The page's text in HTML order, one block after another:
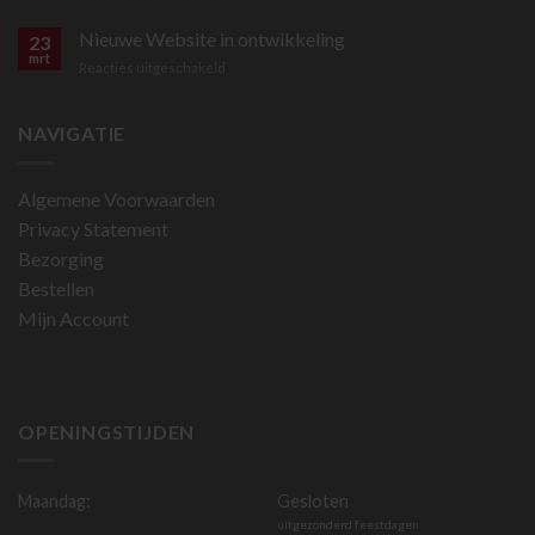
bestellen
23
mrt
Nieuwe Website in ontwikkeling
NAVIGATIE
Algemene Voorwaarden
Privacy Statement
Bezorging
Bestellen
Mijn Account
OPENINGSTIJDEN
Maandag: Gesloten
uitgezonderd feestdagen